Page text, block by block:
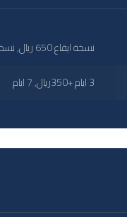
نسخة ايقاع 650 ريال, نسخة دفوف 750 ريال, نسخة مؤثرات بشرية 850 ريال, نسخة موسيقى 850 ريال
3 ايام +350ريال, 7 ايام